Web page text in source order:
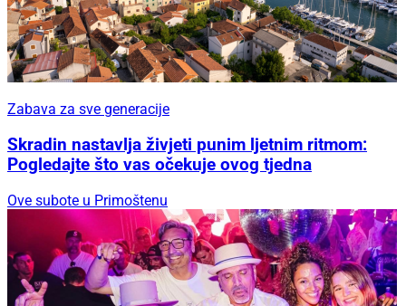
Zabava za sve generacije
Skradin nastavlja živjeti punim ljetnim ritmom:
Pogledajte što vas očekuje ovog tjedna
Ove subote u Primoštenu